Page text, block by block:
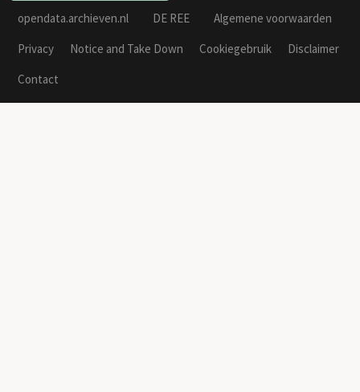
opendata.archieven.nl DE REE
Algemene voorwaarden
Privacy
Notice and Take Down Cookiegebruik
Disclaimer
Contact